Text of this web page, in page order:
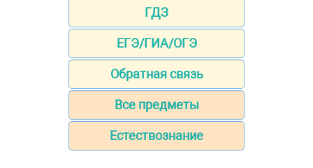
ГДЗ
ЕГЭ/ГИА/ОГЭ
Обратная связь
Все предметы
Естествознание